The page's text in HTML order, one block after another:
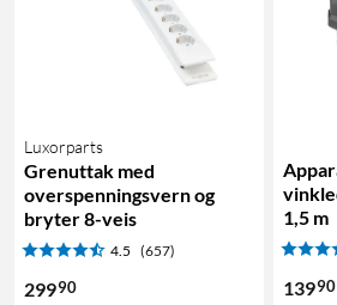
Luxorparts
Grenuttak med
overspenningsvern og
bryter 8-veis
4.5 (657)
29990
1,5 m
13990